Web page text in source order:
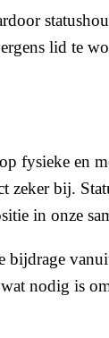
lid te
fysieke en
bij.
in onze
nodig is